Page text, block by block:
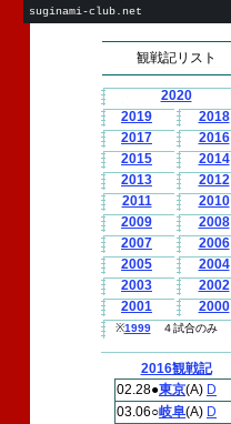
suginami-club.net
観戦記リスト
2020
2019
2018
2017
2016
2015
2014
2013
2012
2011
2010
2009
2008
2007
2006
2005
2004
2003
2002
2001
2000
※1999４試合のみ
2016観戦記
02.28●東京(A) D
03.06○岐阜(A) D